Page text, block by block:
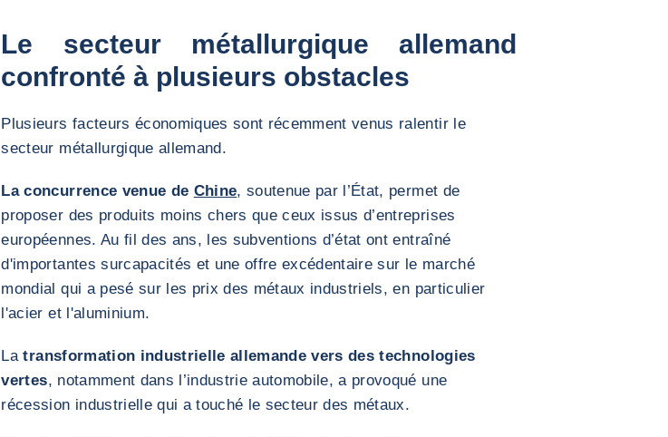
Le secteur métallurgique allemand
confronté à plusieurs obstacles
Plusieurs facteurs économiques sont récemment venus ralentir le
secteur métallurgique allemand.
La concurrence venue de Chine, soutenue par l’État, permet de
proposer des produits moins chers que ceux issus d’entreprises
européennes. Au fil des ans, les subventions d’état ont entraîné
d'importantes surcapacités et une offre excédentaire sur le marché
mondial qui a pesé sur les prix des métaux industriels, en particulier
l'acier et l'aluminium.
Latransformation industrielle allemande vers des technologies
vertes, notamment dans l’industrie automobile, a provoqué une
récession industrielle qui a touché le secteur des métaux.